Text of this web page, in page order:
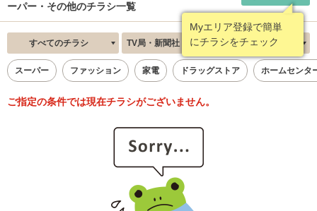
ーパー・その他のチラシ一覧
Myエリア登録で簡単
にチラシをチェック
すべてのチラシ TV局・新聞社・フリーペーパー・その他 新着順
スーパー ファッション 家電 ドラッグストア ホームセンタ
ご指定の条件では現在チラシがございません。